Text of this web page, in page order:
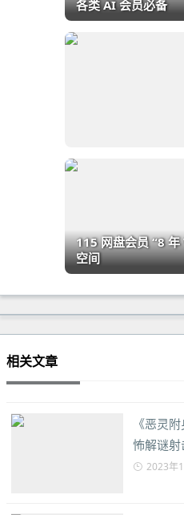
各类 AI 会员必备
115 网盘会员 “8
空间
相关文章
《恶灵
怖解谜
2023年